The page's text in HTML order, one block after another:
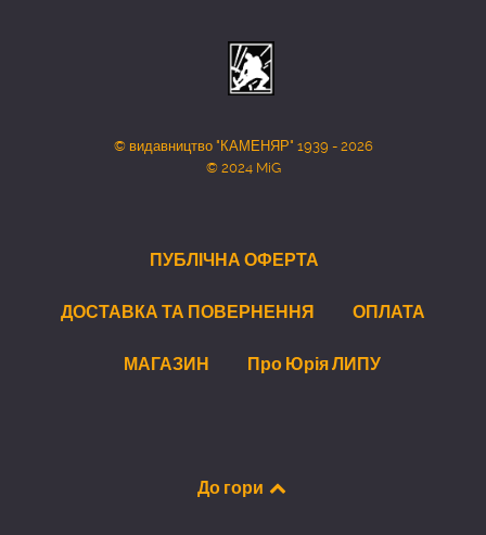
© видавництво "КАМЕНЯР" 1939 - 2026
© 2024 MiG
ПУБЛІЧНА ОФЕРТА
ДОСТАВКА ТА ПОВЕРНЕННЯ ОПЛАТА
МАГАЗИН Про Юрія ЛИПУ
До гори